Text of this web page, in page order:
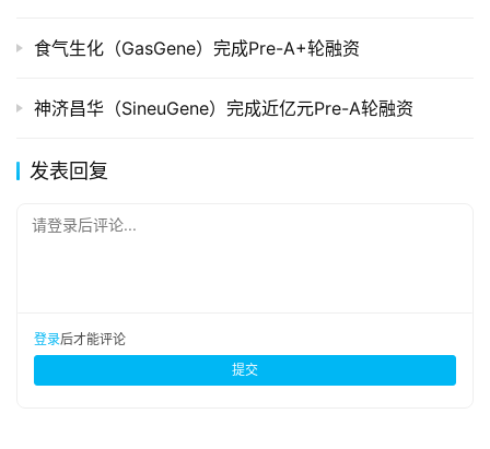
食气生化（GasGene）完成Pre-A+轮融资
神济昌华（SineuGene）完成近亿元Pre-A轮融资
发表回复
请登录后评论...
登录后才能评论
提交